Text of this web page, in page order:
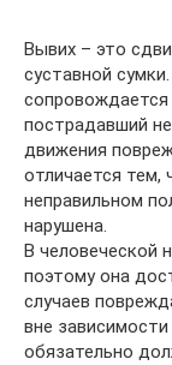
Вывих – это
суставной
пострадавший
движения
отличается тем,
неправильном
нарушена.
В человеческой
поэтому она
случаев
вне
обязательно